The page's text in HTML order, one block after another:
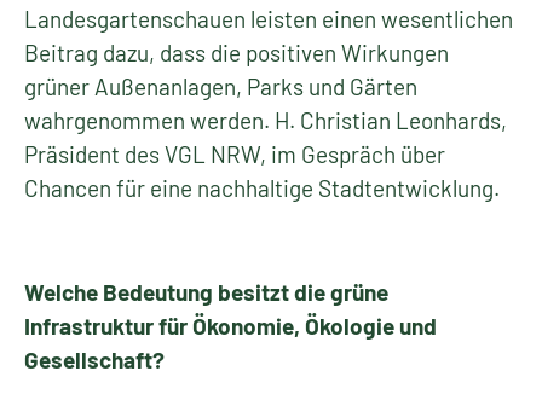
Landesgartenschauen leisten einen wesentlichen
Beitrag dazu, dass die positiven Wirkungen
grüner Außenanlagen, Parks und Gärten
wahrgenommen werden. H. Christian Leonhards,
Präsident des VGL NRW, im Gespräch über
Chancen für eine nachhaltige Stadtentwicklung.
Welche Bedeutung besitzt die grüne
Infrastruktur für Ökonomie, Ökologie und
Gesellschaft?